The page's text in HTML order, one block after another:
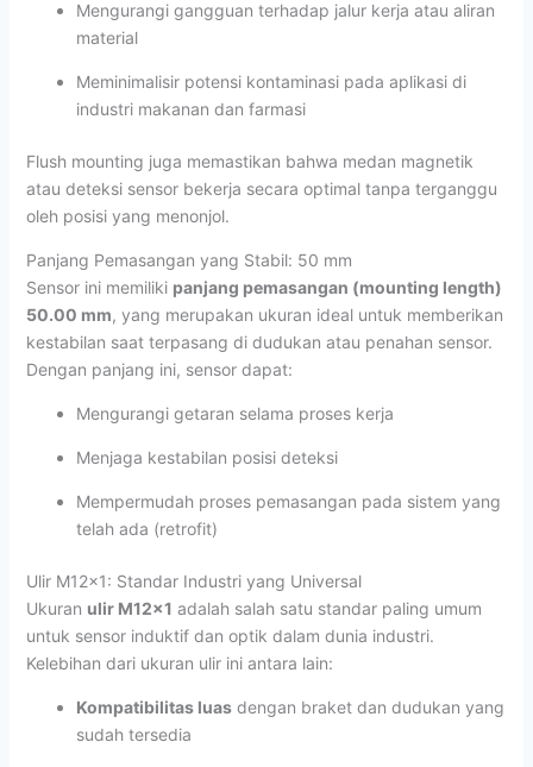
Mengurangi gangguan terhadap jalur kerja atau aliran
material
Meminimalisir potensi kontaminasi pada aplikasi di
industri makanan dan farmasi
Flush mounting juga memastikan bahwa medan magnetik
atau deteksi sensor bekerja secara optimal tanpa terganggu
oleh posisi yang menonjol.
Panjang Pemasangan yang Stabil: 50 mm
Sensor ini memiliki panjang pemasangan (mounting length)
50.00 mm, yang merupakan ukuran ideal untuk memberikan
kestabilan saat terpasang di dudukan atau penahan sensor.
Dengan panjang ini, sensor dapat:
Mengurangi getaran selama proses kerja
Menjaga kestabilan posisi deteksi
Mempermudah proses pemasangan pada sistem yang
telah ada (retrofit)
Ulir M12x1: Standar Industri yang Universal
Ukuran ulir M12x1 adalah salah satu standar paling umum
untuk sensor induktif dan optik dalam dunia industri.
Kelebihan dari ukuran ulir ini antara lain:
Kompatibilitas luasdengan braket dan dudukan yang
sudah tersedia